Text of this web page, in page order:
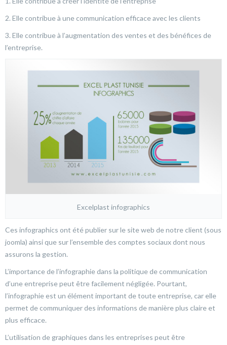
2. Elle contribue à une communication efficace avec les clients
3. Elle contribue à l’augmentation des ventes et des bénéfices de
l’entreprise.
Excelplast infographics
Ces infographics ont été publier sur le site web de notre client (sous
joomla) ainsi que sur l’ensemble des comptes sociaux dont nous
assurons la gestion.
L’importance de l’infographie dans la politique de communication
d’une entreprise peut être facilement négligée. Pourtant,
l’infographie est un élément important de toute entreprise, car elle
permet de communiquer des informations de manière plus claire et
plus efficace.
L’utilisation de graphiques dans les entreprises peut être